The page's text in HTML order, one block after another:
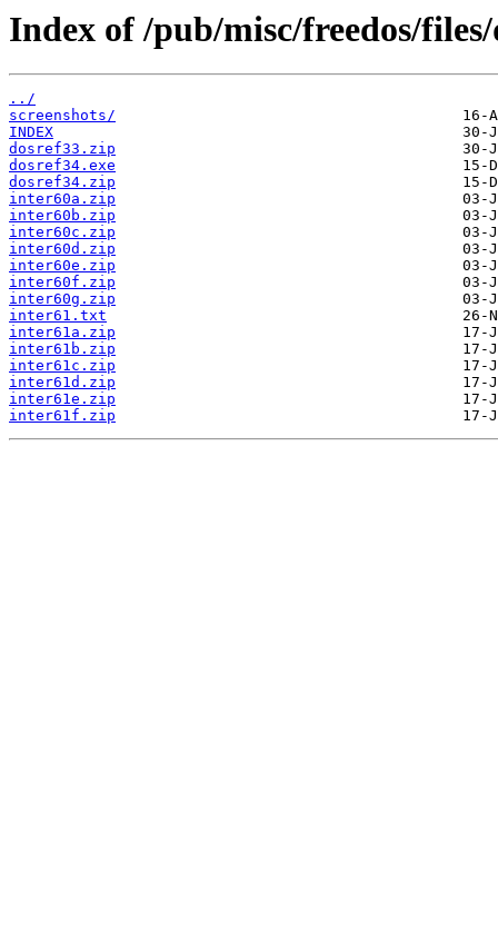
Index of /pub/misc/freedos/files/
../
screenshots/
INDEX
dosref33.zip
dosref34.exe
dosref34.zip
inter60a.zip
inter60b.zip
inter60c.zip
inter60d.zip
inter60e.zip
inter60f.zip
inter60g.zip
inter61.txt
inter61a.zip
inter61b.zip
inter61c.zip
inter61d.zip
inter61e.zip
inter61f.zip